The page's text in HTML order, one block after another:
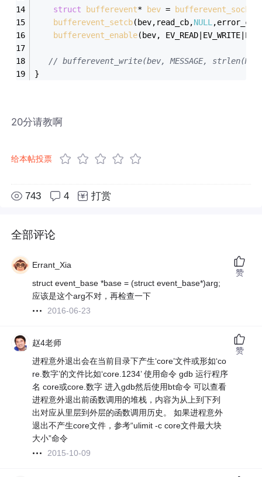
struct bufferevent* bev =
bufferevent_setcb(bev,read_cb,NULL
bufferevent_enable(bev,
// bufferevent_write(bev, MESSAGE,
}
20分请教啊
给本帖投票
743 4 打赏
全部评论
Errant_Xia
struct event_base *base = (struct event_base*)arg;
应该是这个arg不对，再检查一下
2016-06-23
赞
赵4老师
进程意外退出会在当前目录下产生‘core’文件或形如‘co
re.数字’的文件比如‘core.1234’ 使用命令 gdb 运行程序
名 core或core.数字 进入gdb然后使用bt命令 可以查看
进程意外退出前函数调用的堆栈，内容为从上到下列
出对应从里层到外层的函数调用历史。 如果进程意外
退出不产生core文件，参考“ulimit -c core文件最大块
大小”命令
2015-10-09
赞